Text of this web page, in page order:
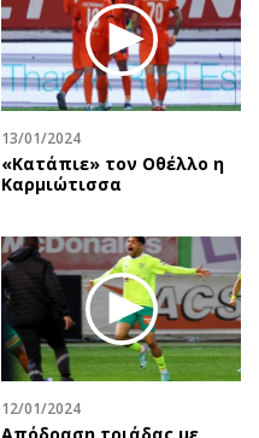
Οικονομία
Γενικά
Αναδρομές
Πρόσωπα
Περιβάλλον
Good Life
Showbiz
Ταξίδια
Συνταγές
Έξοδος
Εκπομπές
13/01/2024
«Κατάπιε» τον Οθέλλο η
Καρμιώτισσα
12/01/2024
Απόδραση τριάδας με